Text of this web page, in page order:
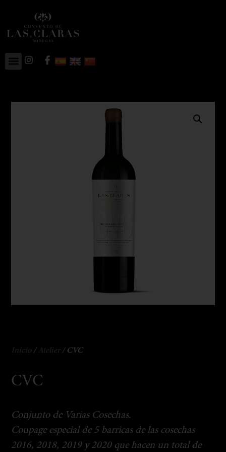
Inicio/Atelier/ CVC
CVC
Conjunto de Varias Cosechas.
Coupage especial de 5 barricas de las cosechas
2016, 2018, 2019 y 2020 que hacen un total de